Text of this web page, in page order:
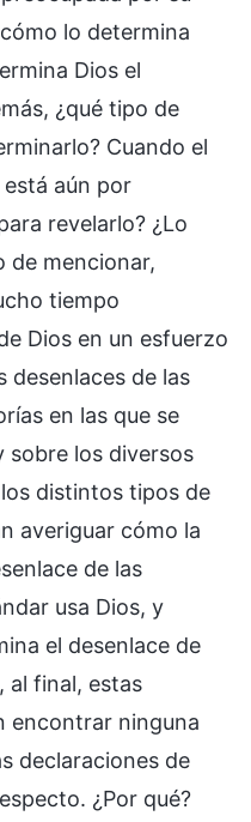
lo determina
Dios el
¿qué tipo de
Cuando el
aún por
revelarlo? ¿Lo
de mencionar,
tiempo
Dios en un esfuerzo
desenlaces de las
en las que se
sobre los diversos
distintos tipos de
averiguar cómo la
de las
usa Dios, y
el desenlace de
al final, estas
encontrar ninguna
declaraciones de
¿Por qué?